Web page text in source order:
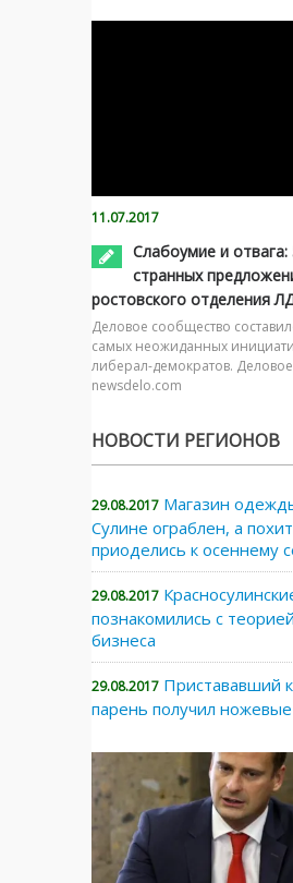
11.07.2017
Слабоумие и
странных
ростовского отделения
Деловое сообщество
самых неожиданных
либерал-демократов.
newsdelo.com
НОВОСТИ РЕГИОНОВ
29.08.2017 Магазин
Сулине ограблен, а
приоделись к осеннему
29.08.2017
познакомились с
бизнеса
29.08.2017 Пристававший
парень получил